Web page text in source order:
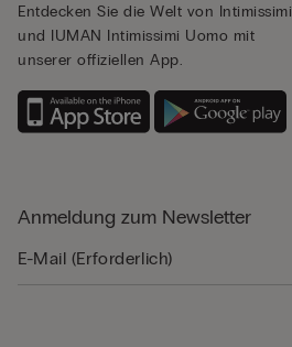
Entdecken Sie die Welt von Intimissimi
und IUMAN Intimissimi Uomo mit
unserer offiziellen App.
Anmeldung zum Newsletter